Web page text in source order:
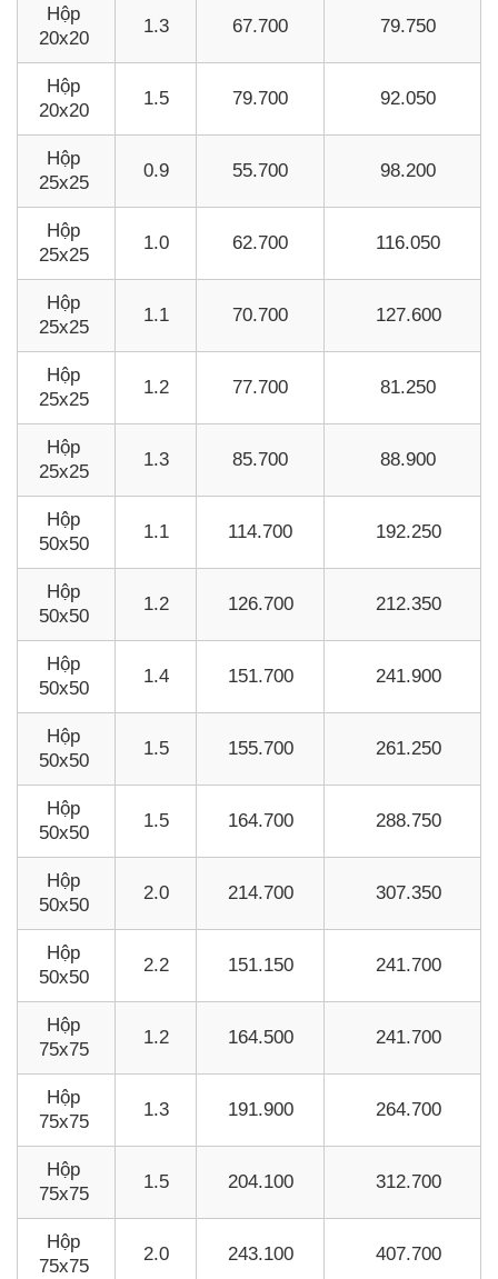
Hộp
20x20
1.3 67.700 79.750
Hộp
20x20
1.5 79.700 92.050
Hộp
25x25
0.9 55.700 98.200
Hộp
25x25
1.0 62.700 116.050
Hộp
25x25
1.1 70.700 127.600
Hộp
25x25
1.2 77.700 81.250
Hộp
25x25
1.3 85.700 88.900
Hộp
50x50
1.1 114.700 192.250
Hộp
50x50
1.2 126.700 212.350
Hộp
50x50
1.4 151.700 241.900
Hộp
50x50
1.5 155.700 261.250
Hộp
50x50
1.5 164.700 288.750
Hộp
50x50
2.0 214.700 307.350
Hộp
50x50
2.2 151.150 241.700
Hộp
75x75
1.2 164.500 241.700
Hộp
75x75
1.3 191.900 264.700
Hộp
75x75
1.5 204.100 312.700
Hộp
75x75
2.0 243.100 407.700